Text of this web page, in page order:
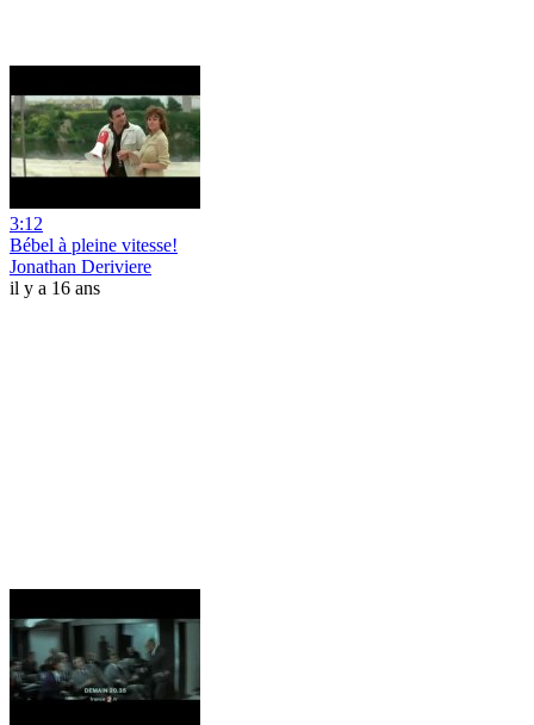
3:12
Bébel à pleine vitesse!
Jonathan Deriviere
il y a 16 ans